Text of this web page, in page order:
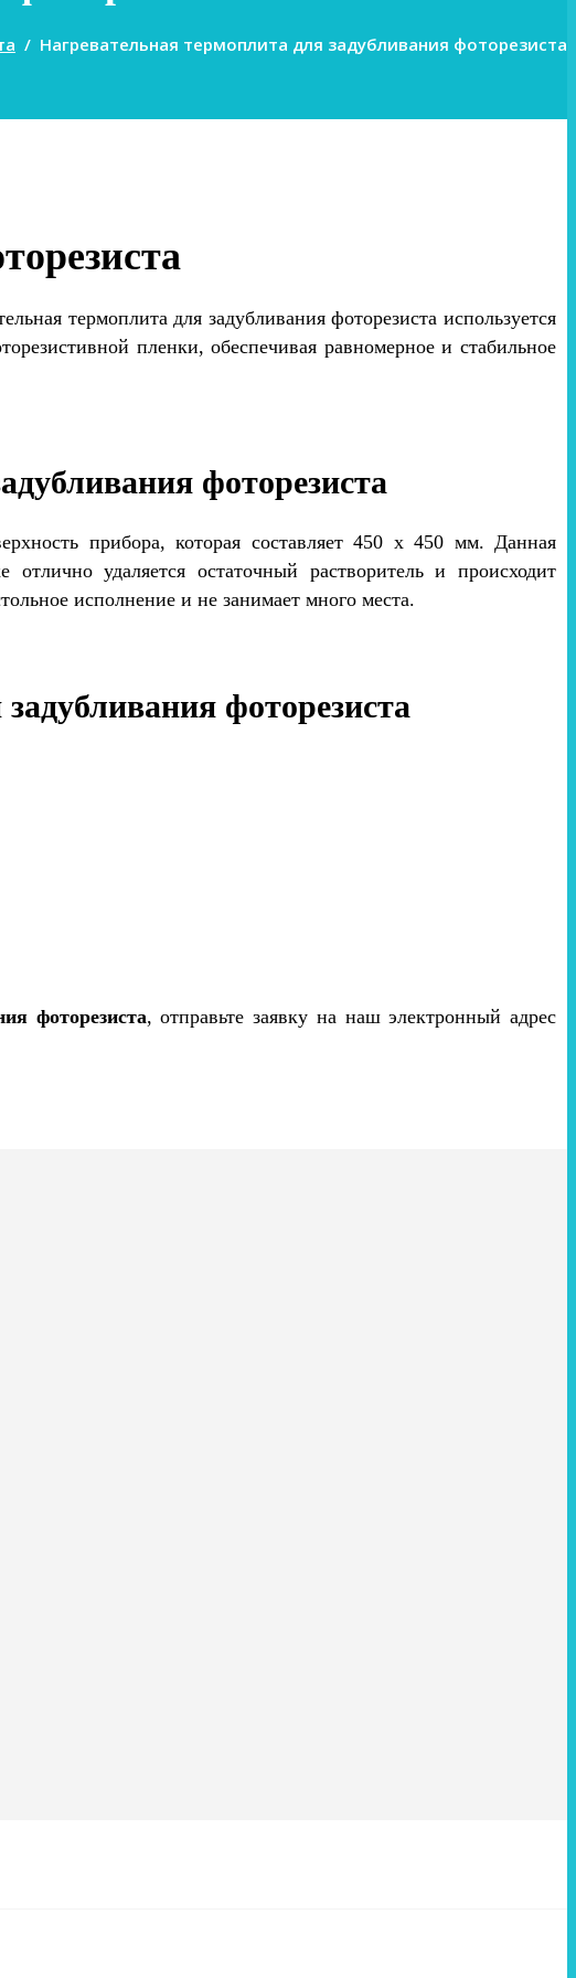
/ Нагревательная термоплита для задубливания фоторезиста
термоплита для задубливания фоторезиста используется
пленки, обеспечивая равномерное и стабильное
фоторезиста
прибора, которая составляет 450 х 450 мм. Данная
удаляется остаточный растворитель и происходит
исполнение и не занимает много места.
фоторезиста
фоторезиста, отправьте заявку на наш электронный адрес